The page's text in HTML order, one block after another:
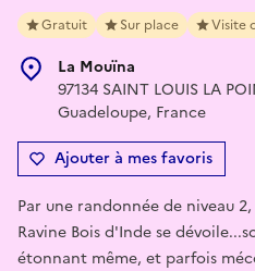
Gratuit Sur place Visite
La Mouïna
97134 SAINT LOUIS LA
Guadeloupe, France
Ajouter à mes favoris
Par une randonnée de niveau
Ravine Bois d'Inde se
étonnant même, et parfois